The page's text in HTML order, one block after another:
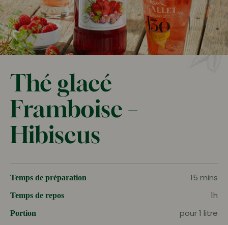
Thé glacé
Framboise –
Hibiscus
Temps de préparation 15 mins
Temps de repos 1h
Portion pour 1 litre